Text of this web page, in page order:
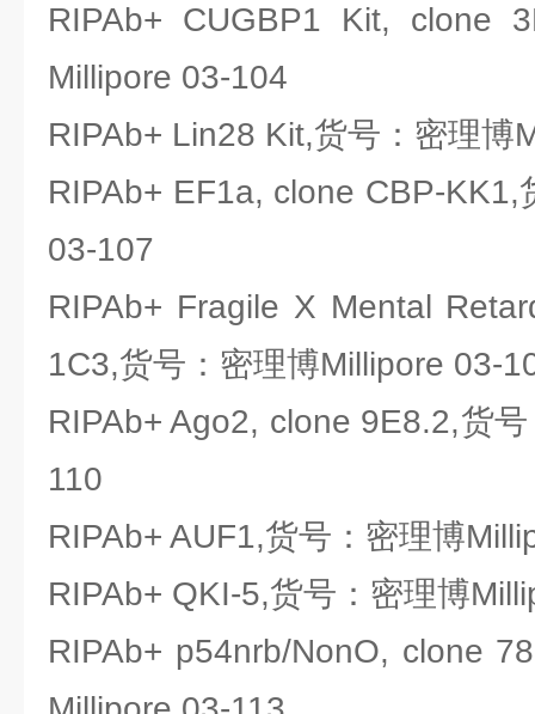
RIPAb+ CUGBP1 Kit,
Millipore 03-104
RIPAb+ Lin28 Kit,货号：密理博
RIPAb+ EF1a, clone CBP-KK1,
03-107
RIPAb+ Fragile X Mental
1C3,货号：密理博Millipore 03-
RIPAb+ Ago2, clone 9E8.2,货
110
RIPAb+ AUF1,货号：密理博
RIPAb+ QKI-5,货号：密理博
RIPAb+ p54nrb/NonO, clone